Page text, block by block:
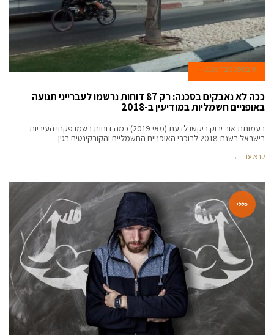
9 בספטמבר 2019
ככה לא נאבקים בסכנה: רק 87 דוחות נרשמו לעברייני תנועה
באופניים חשמליות במודיעין ב-2018
בעמותת אור ירוק ביקשו לדעת (מאי 2019) כמה דוחות רשמו פקחי העיריות
בישראל בשנת 2018 לרוכבי האופניים החשמליים והקורקינטים בגין
קרא עוד ←
כללי